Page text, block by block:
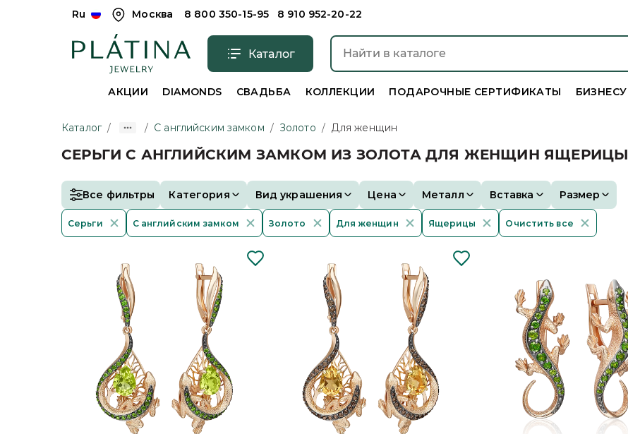
Ru Москва 8 800 350-15-95 8 910 952-20-22
Каталог
АКЦИИ DIAMONDS СВАДЬБА КОЛЛЕКЦИИ ПОДАРОЧНЫЕ СЕРТИФИКАТЫ БИЗНЕСУ
Каталог / / С английским замком / Золото / Для женщин
СЕРЬГИ С АНГЛИЙСКИМ ЗАМКОМ ИЗ ЗОЛОТА ДЛЯ ЖЕНЩИН ЯЩЕРИЦЫ
Все фильтры Категория Вид украшения Цена Металл Вставка Размер
Серьги С английским замком Золото Для женщин Ящерицы Очистить все